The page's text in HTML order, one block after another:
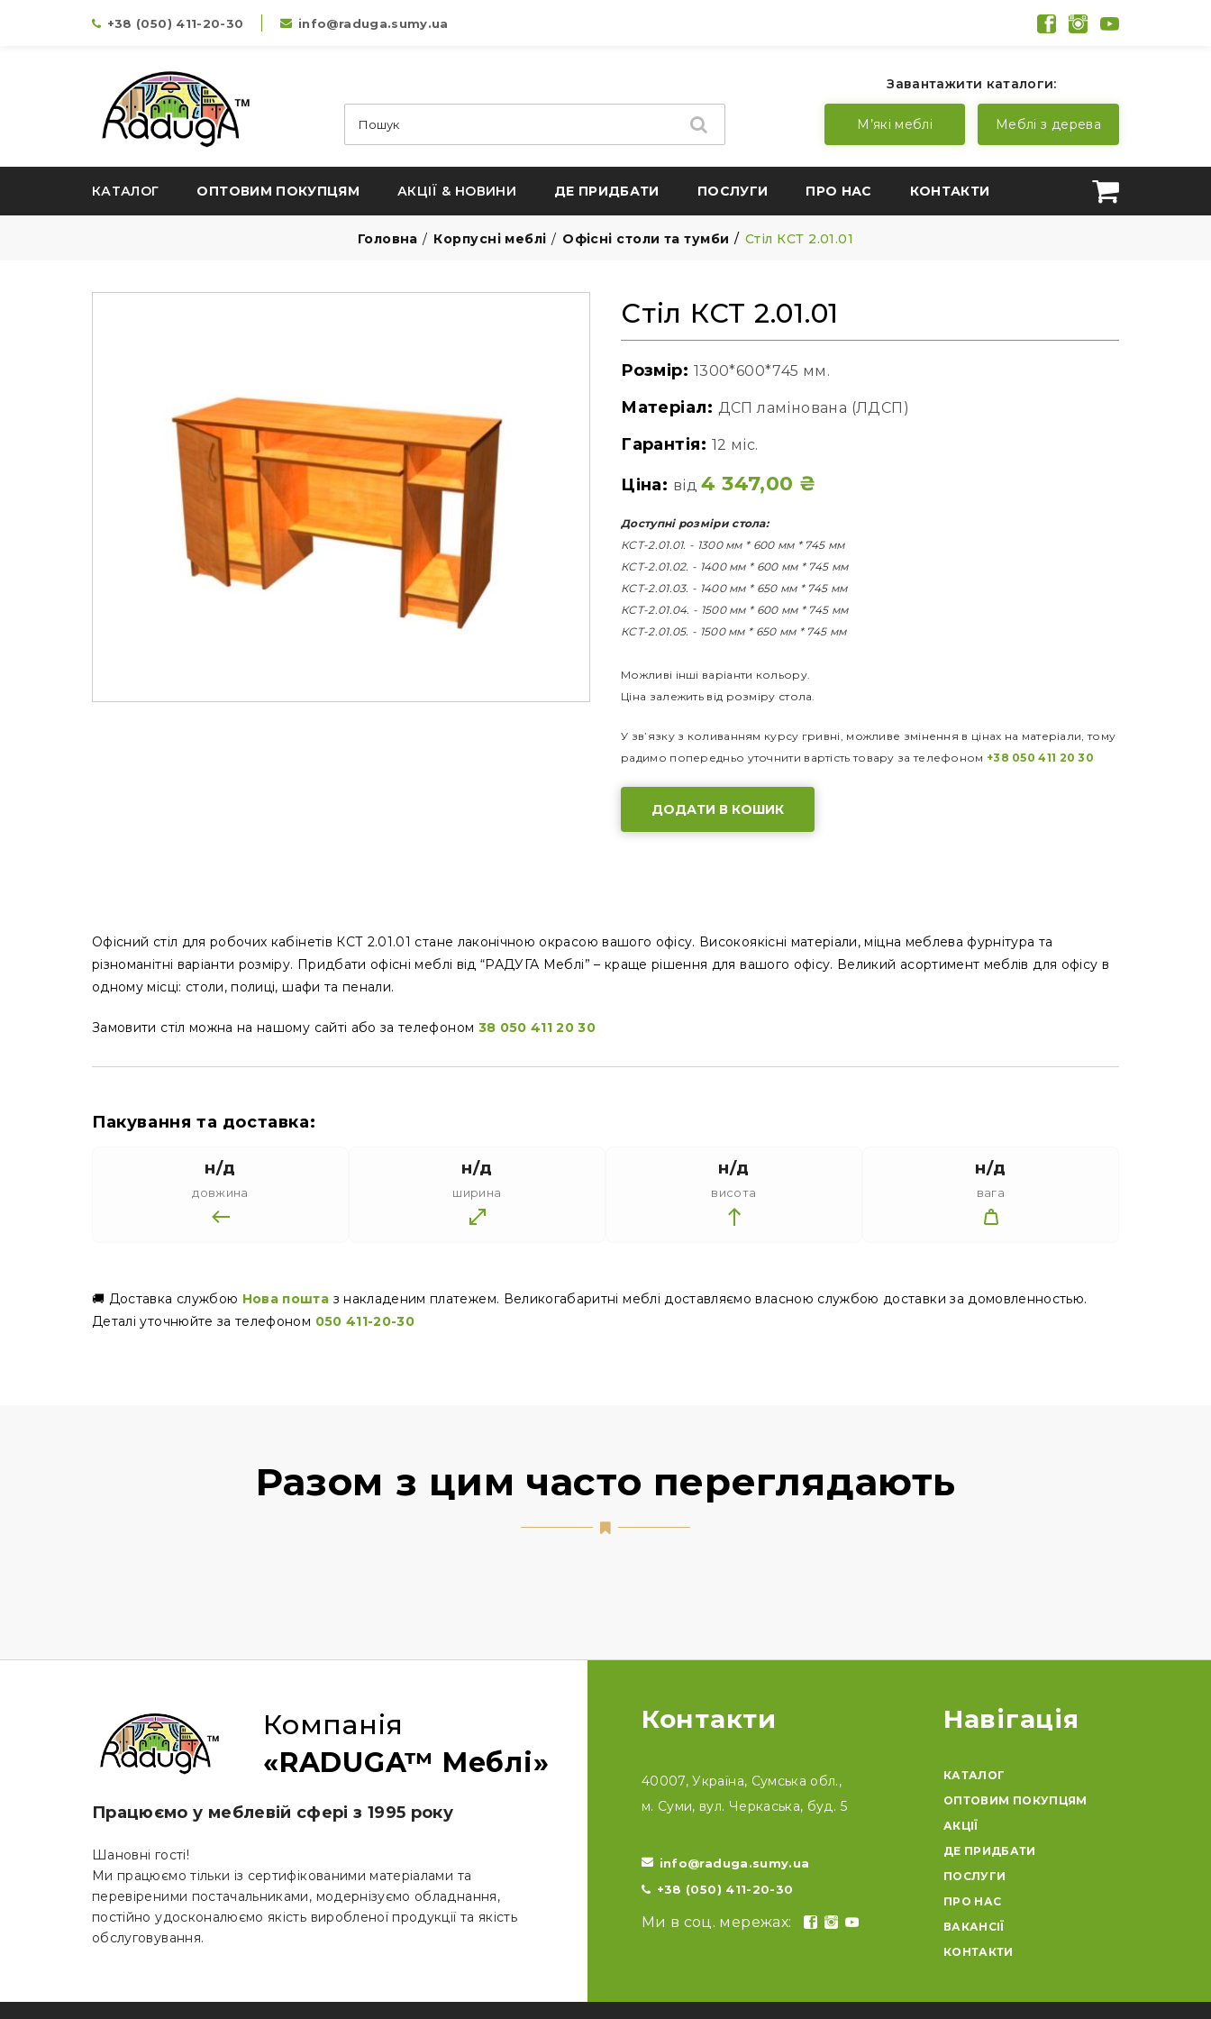
+38 (050) 411-20-30 info@raduga.sumy.ua
Завантажити каталоги:
М’які меблі Меблі з дерева
КАТАЛОГ ОПТОВИМ ПОКУПЦЯМ АКЦІЇ & НОВИНИ ДЕ ПРИДБАТИ ПОСЛУГИ ПРО НАС КОНТАКТИ
Головна Корпусні меблі Офісні столи та тумби Стіл КСТ 2.01.01
Стіл КСТ 2.01.01
Розмір: 1300*600*745 мм.
Матеріал: ДСП ламінована (ЛДСП)
Гарантія: 12 міс.
Ціна: від4 347,00 ₴
Доступні розміри стола:
КСТ-2.01.01. - 1300 мм * 600 мм * 745 мм
КСТ-2.01.02. - 1400 мм * 600 мм * 745 мм
КСТ-2.01.03. - 1400 мм * 650 мм * 745 мм
КСТ-2.01.04. - 1500 мм * 600 мм * 745 мм
КСТ-2.01.05. - 1500 мм * 650 мм * 745 мм
Можливі інші варіанти кольору.
Ціна залежить від розміру стола.
У зв’язку з коливанням курсу гривні, можливе змінення в цінах на матеріали, тому
радимо попередньо уточнити вартість товару за телефоном +38 050 411 20 30
ДОДАТИ В КОШИК
Офісний стіл для робочих кабінетів КСТ 2.01.01 cтане лаконічною окрасою вашого офісу. Високоякісні матеріали, міцна меблева фурнітура та
різноманітні варіанти розміру. Придбати офісні меблі від “РАДУГА Меблі” – краще рішення для вашого офісу. Великий асортимент меблів для офісу в
одному місці: столи, полиці, шафи та пенали.
Замовити стіл можна на нашому сайті або за телефоном 38 050 411 20 30
Пакування та доставка:
н/д
довжина
н/д
ширина
н/д
висота
н/д
вага
🚚 Доставка службою Нова пошта з накладеним платежем. Великогабаритні меблі доставляємо власною службою доставки за домовленностью.
Деталі уточнюйте за телефоном 050 411-20-30
Разом з цим часто переглядають
Компанія
«RADUGA™ Меблі»
Працюємо у меблевій сфері з 1995 року
Шановні гості!
Ми працюємо тільки із сертифікованими матеріалами та
перевіреними постачальниками, модернізуємо обладнання,
постійно удосконалюємо якість виробленої продукції та якість
обслуговування.
Контакти
40007, Україна, Сумська обл.,
м. Суми, вул. Черкаська, буд. 5
info@raduga.sumy.ua
+38 (050) 411-20-30
Ми в соц. мережах:
Навігація
КАТАЛОГ
ОПТОВИМ ПОКУПЦЯМ
АКЦІЇ
ДЕ ПРИДБАТИ
ПОСЛУГИ
ПРО НАС
ВАКАНСІЇ
КОНТАКТИ